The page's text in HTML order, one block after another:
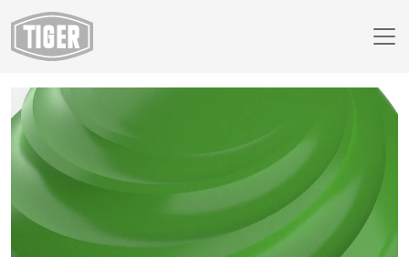
Webshop
18/52211 - RAL 6018 Geelgroen